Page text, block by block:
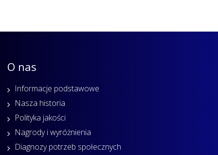
O nas
Informacje podstawowe
Nasza historia
Polityka jakości
Nagrody i wyróżnienia
Diagnozy potrzeb społecznych